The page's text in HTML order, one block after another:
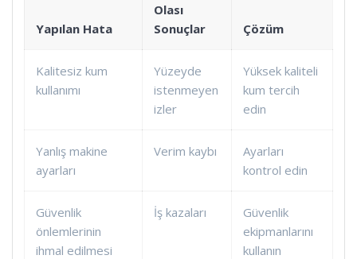
Yapılan Hata
Olası
Sonuçlar
Çözüm
Kalitesiz kum
kullanımı
Yüzeyde
istenmeyen
izler
Yüksek kaliteli
kum tercih
edin
Yanlış makine
ayarları
Verim kaybı
Ayarları
kontrol edin
Güvenlik
önlemlerinin
ihmal edilmesi
İş kazaları
Güvenlik
ekipmanlarını
kullanın